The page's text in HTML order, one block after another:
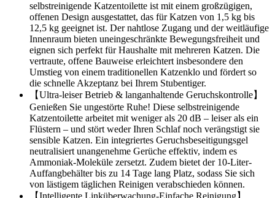
selbstreinigende Katzentoilette ist mit einem großzügigen,
offenen Design ausgestattet, das für Katzen von 1,5 kg bis
12,5 kg geeignet ist. Der nahtlose Zugang und der weitläufige
Innenraum bieten uneingeschränkte Bewegungsfreiheit und
eignen sich perfekt für Haushalte mit mehreren Katzen. Die
vertraute, offene Bauweise erleichtert insbesondere den
Umstieg von einem traditionellen Katzenklo und fördert so
die schnelle Akzeptanz bei Ihrem Stubentiger.
【Ultra-leiser Betrieb & langanhaltende Geruchskontrolle】
Genießen Sie ungestörte Ruhe! Diese selbstreinigende
Katzentoilette arbeitet mit weniger als 20 dB – leiser als ein
Flüstern – und stört weder Ihren Schlaf noch verängstigt sie
sensible Katzen. Ein integriertes Geruchsbeseitigungsgel
neutralisiert unangenehme Gerüche effektiv, indem es
Ammoniak-Moleküle zersetzt. Zudem bietet der 10-Liter-
Auffangbehälter bis zu 14 Tage lang Platz, sodass Sie sich
von lästigem täglichen Reinigen verabschieden können.
【Intelligente Linküberwachung-Einfache Reinigung】